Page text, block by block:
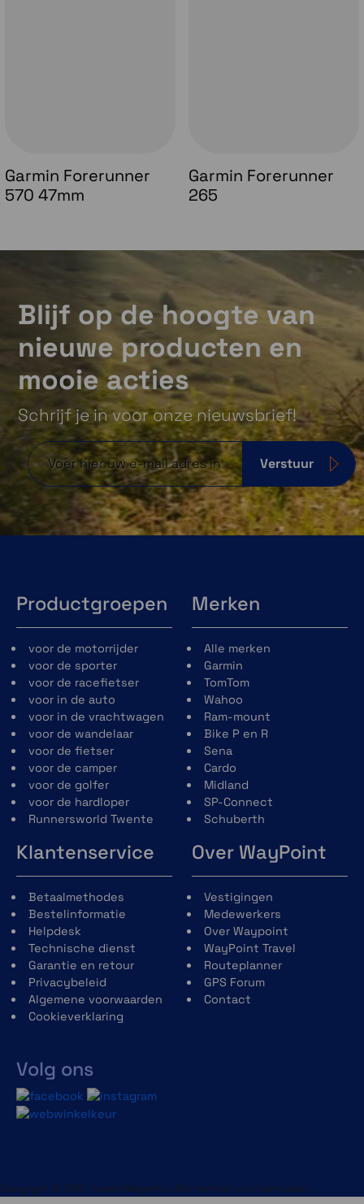
Garmin Forerunner
570 47mm
Garmin Forerunner
265
Blijf op de hoogte van
nieuwe producten en
mooie acties
Schrijf je in voor onze nieuwsbrief!
Verstuur
Productgroepen
voor de motorrijder
voor de sporter
voor de racefietser
voor in de auto
voor in de vrachtwagen
voor de wandelaar
voor de fietser
voor de camper
voor de golfer
voor de hardloper
Runnersworld Twente
Merken
Alle merken
Garmin
TomTom
Wahoo
Ram-mount
Bike P en R
Sena
Cardo
Midland
SP-Connect
Schuberth
Klantenservice
Betaalmethodes
Bestelinformatie
Helpdesk
Technische dienst
Garantie en retour
Privacybeleid
Algemene voorwaarden
Cookieverklaring
Volg ons
Over WayPoint
Vestigingen
Medewerkers
Over Waypoint
WayPoint Travel
Routeplanner
GPS Forum
Contact
Copyright © 2013-heden Magento. Alle rechten voorbehouden.